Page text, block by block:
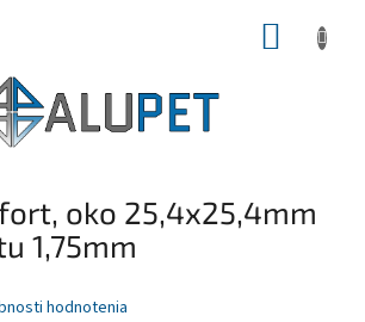
oko 25,4x25,4mm
1,75mm
hodnotenia